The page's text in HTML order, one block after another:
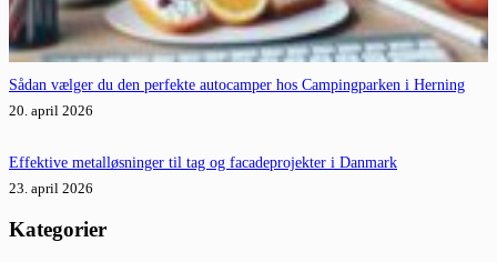
Sådan vælger du den perfekte autocamper hos Campingparken i Herning
20. april 2026
Effektive metalløsninger til tag og facadeprojekter i Danmark
23. april 2026
Kategorier